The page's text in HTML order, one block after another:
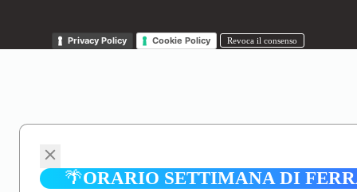
Privacy Policy Cookie Policy Revoca il consenso
🌴ORARIO SETTIMANA DI